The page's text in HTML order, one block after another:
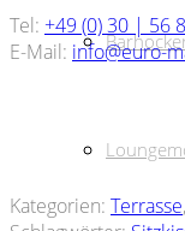
Tel: +49 (0) 30 | 56
E-Mail: info@euro-
Kategorien: Terrasse,